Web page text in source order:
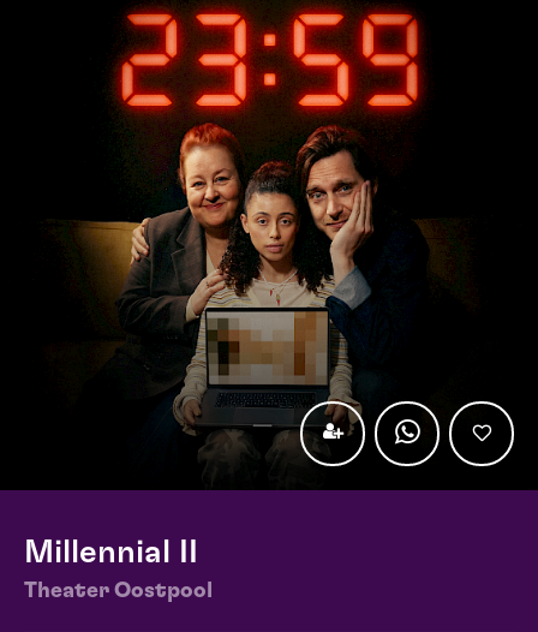
Millennial II
Theater Oostpool